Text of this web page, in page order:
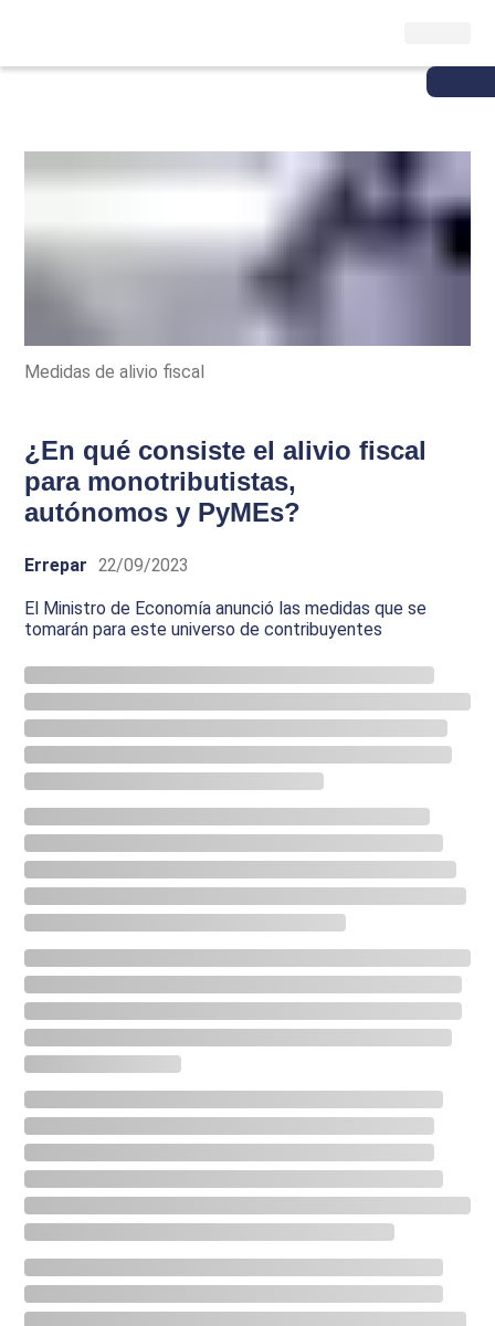
Medidas de alivio fiscal
¿En qué consiste el alivio fiscal
para monotributistas,
autónomos y PyMEs?
Errepar 22/09/2023
El Ministro de Economía anunció las medidas que se
tomarán para este universo de contribuyentes